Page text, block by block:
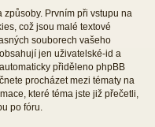
Prvním při vstupu na
což jsou malé textové
souborech vašeho
jen uživatelské-id a
přiděleno phpBB
procházet mezi tématy na
které téma jste již přečetli,
po fóru.